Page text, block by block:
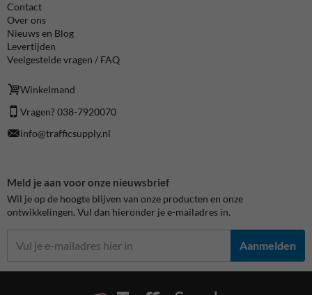
Contact
Over ons
Nieuws en Blog
Levertijden
Veelgestelde vragen / FAQ
Winkelmand
Vragen? 038-7920070
info@trafficsupply.nl
Meld je aan voor onze nieuwsbrief
Wil je op de hoogte blijven van onze producten en onze
ontwikkelingen. Vul dan hieronder je e-mailadres in.
Aanmelden